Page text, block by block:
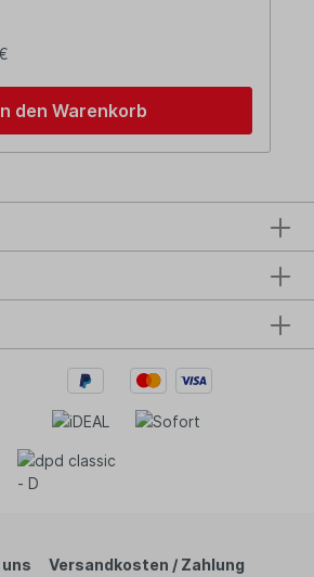
den Warenkorb
uns Versandkosten / Zahlung